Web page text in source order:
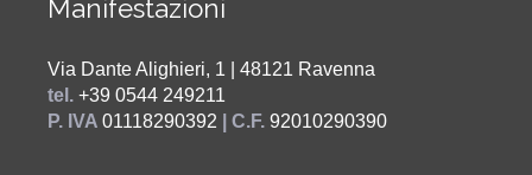
Manifestazioni
Via Dante Alighieri, 1 | 48121 Ravenna
tel. +39 0544 249211
P. IVA 01118290392 | C.F. 92010290390